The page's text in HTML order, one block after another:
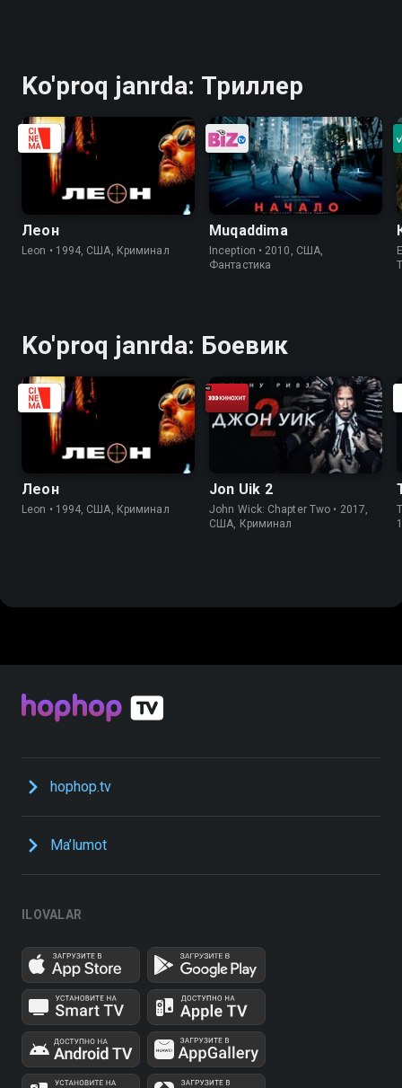
Ko'proq janrda: Триллер
Леон
Leon • 1994, США, Криминал
Muqaddima
Inception • 2010, США,
Фантастика
Ko'proq janrda: Боевик
Леон
Leon • 1994, США, Криминал
Jon Uik 2
John Wick: Chapter Two • 2017,
США, Криминал
hophop.tv
Ma’lumot
ILOVALAR